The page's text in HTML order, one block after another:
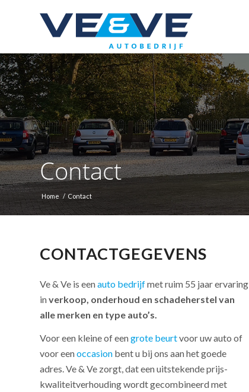
Contact
Home / Contact
CONTACTGEGEVENS
Ve & Ve is eenauto bedrijfmet ruim 55 jaar ervaring
inverkoop, onderhoud en schadeherstel van
alle merken en type auto’s.
Voor een kleine of eengrote beurtvoor uw auto of
voor eenoccasion bent u bij ons aan het goede
adres. Ve & Ve zorgt, dat een uitstekende prijs-
kwaliteitverhouding wordt gecombineerd met